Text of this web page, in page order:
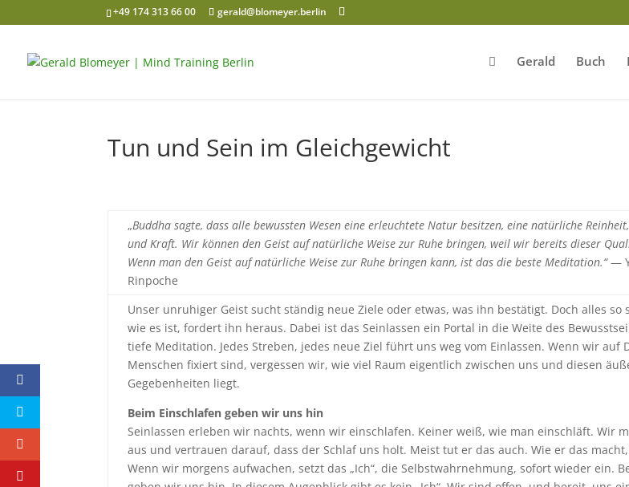
+49 174 313 66 00 gerald@blomeyer.berlin
Gerald Buch
Tun und Sein im Gleichgewicht
„Buddha sagte, dass alle bewussten Wesen eine erleuchtete Natur besitzen, eine natürliche
und Kraft. Wir können den Geist auf natürliche Weise zur Ruhe bringen, weil wir bereits dieser
Wenn man den Geist auf natürliche Weise zur Ruhe bringen kann, ist das die beste Meditation.“—
Rinpoche
Unser unruhiger Geist sucht ständig neue Ziele oder etwas, was ihn bestätigt. Doch alles so
wie es ist, fordert ihn heraus. Dabei ist das Seinlassen ein Portal in die Weite des
tiefe Meditation. Jedes Streben, jedes neue Ziel führt uns weg vom Einlassen. Wenn wir auf
Menschen fixiert sind, vergessen wir, wie viel Raum eigentlich zwischen uns und diesen
Gegebenheiten liegt.
Beim Einschlafen geben wir uns hin
Seinlassen erleben wir nachts, wenn wir einschlafen. Keiner weiß, wie man einschläft. Wir
aus und vertrauen darauf, dass der Schlaf uns holt. Meist tut er das auch. Wie er das
Wenn wir morgens aufwachen, setzt das „Ich“, die Selbstwahrnehmung, sofort wieder ein.